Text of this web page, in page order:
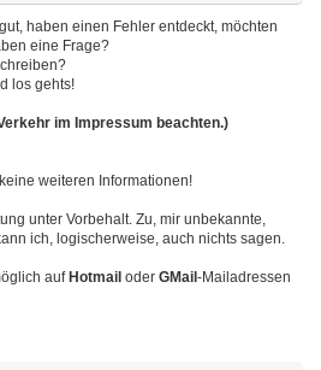
haben einen Fehler entdeckt, möchten
eine Frage?
los gehts!
im Impressum beachten.)
weiteren Informationen!
unter Vorbehalt. Zu, mir unbekannte,
ich, logischerweise, auch nichts sagen.
auf Hotmail oder GMail -Mailadressen